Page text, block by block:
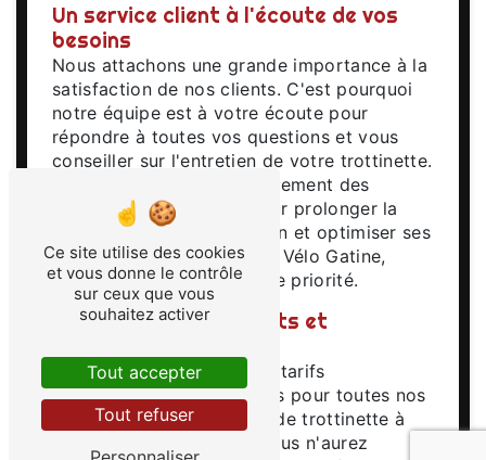
Un service client à l'écoute de vos
besoins
Nous attachons une grande importance à la
satisfaction de nos clients. C'est pourquoi
notre équipe est à votre écoute pour
répondre à toutes vos questions et vous
conseiller sur l'entretien de votre trottinette.
Nous vous proposons également des
conseils personnalisés pour prolonger la
durée de vie de votre engin et optimiser ses
performances. Chez EURL Vélo Gatine,
votre satisfaction est notre priorité.
Des tarifs transparents et
Nous vous proposons des tarifs
transparents et compétitifs pour toutes nos
prestations de réparation de trottinette à
Montcoutant-sur-sèvre. Vous n'aurez
Ce site utilise des cookies
et vous donne le contrôle
sur ceux que vous
souhaitez activer
Tout accepter
Tout refuser